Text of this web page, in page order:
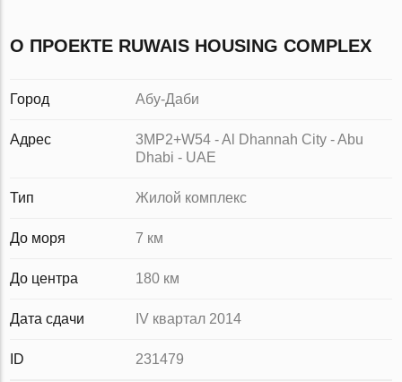
О ПРОЕКТЕ RUWAIS HOUSING COMPLEX
Город Абу-Даби
Адрес
3MP2+W54 - Al Dhannah City - Abu
Dhabi - UAE
Тип Жилой комплекс
До моря 7 км
До центра 180 км
Дата сдачи IV квартал 2014
ID 231479